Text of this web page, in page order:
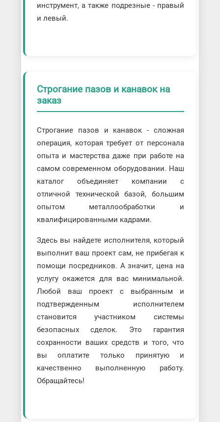
инструмент, а также подрезные - правый
и левый.
Строгание пазов и канавок на
заказ
Строгание пазов и канавок - сложная
операция, которая требует от персонала
опыта и мастерства даже при работе на
самом современном оборудовании. Наш
каталог объединяет компании с
отличной технической базой, большим
опытом металлообработки и
квалифицированными кадрами.
Здесь вы найдете исполнителя, который
выполнит ваш проект сам, не прибегая к
помощи посредников. А значит, цена на
услугу окажется для вас минимальной.
Любой ваш проект с выбранным и
подтвержденным исполнителем
становится участником системы
безопасных сделок. Это гарантия
сохранности ваших средств и того, что
вы оплатите только принятую и
качественно выполненную работу.
Обращайтесь!